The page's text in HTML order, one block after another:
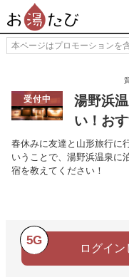
本ページはプロモーションを
受付中
湯野浜
い！お
春休みに友達と山形旅行に
いうことで、湯野浜温泉に
宿を教えてください！
5G
ログイ